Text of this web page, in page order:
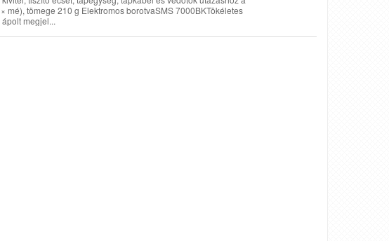
mé), tömege 210 g Elektromos borotvaSMS 7000BKTökéletes
megjel...